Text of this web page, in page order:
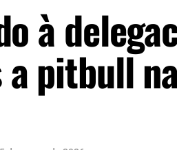
à
pitbull